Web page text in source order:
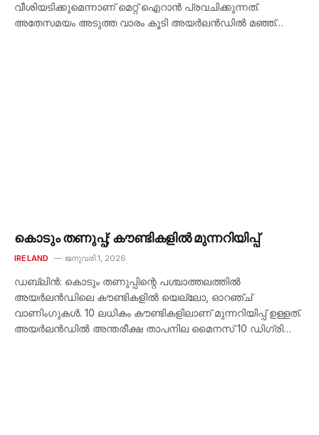
വീശിയടിക്കുമെന്നാണ് മെറ്റ് ഐറാൻ പ്രവചിക്കുന്നത്.
അതേസമയം അടുത്ത വാരം കൂടി അയർലൻഡിൽ മഞ്ഞ്…
കൊടും തണുപ്പ്; കൗണ്ടികളിൽ മുന്നറിയിപ്പ്
IRELAND ജനുവരി 1, 2026
ഡബ്ലിൻ: കൊടും തണുപ്പിന്റെ പശ്ചാത്തലത്തിൽ
അയർലൻഡിലെ കൗണ്ടികളിൽ യെല്ലോ, ഓറഞ്ച്
വാണിംഗുകൾ. 10 ലധികം കൗണ്ടികളിലാണ് മുന്നറിയിപ്പ് ഉള്ളത്.
അയർലൻഡിൽ അന്തരീക്ഷ താപനില മൈനസ് 10 ഡിഗ്രി…